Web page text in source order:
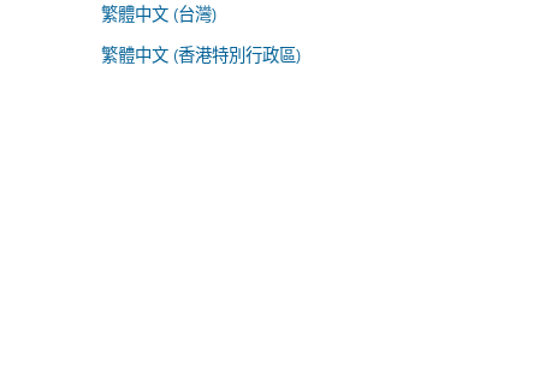
繁體中文 (台灣)
繁體中文 (香港特別行政區)